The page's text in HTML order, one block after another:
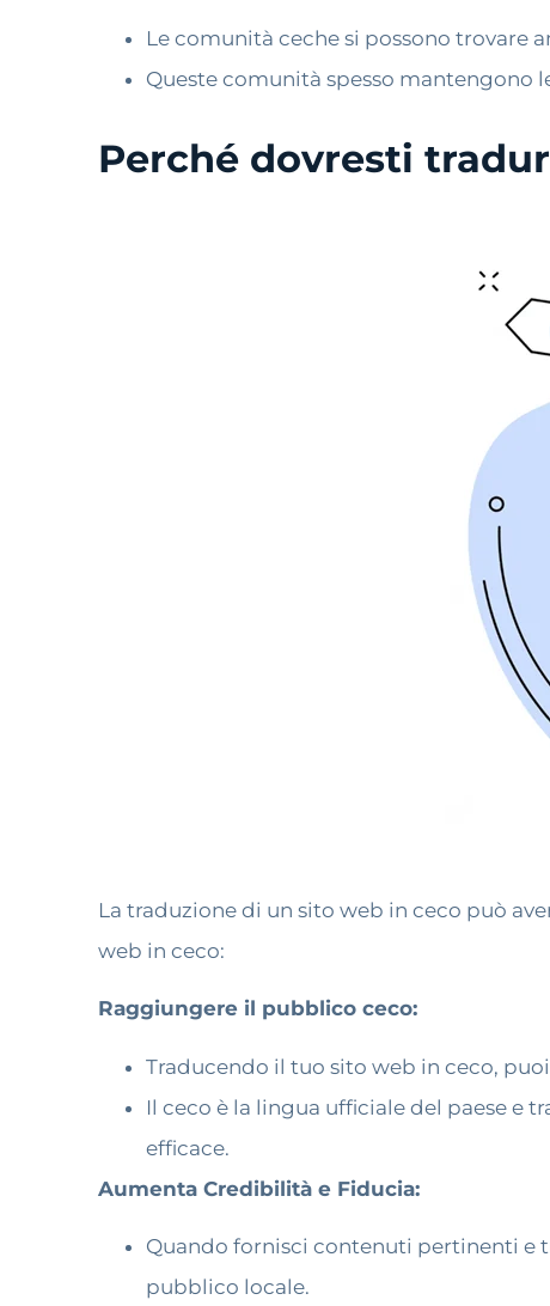
Le comunità ceche si possono trovare
Queste comunità spesso mantengono
Perché dovresti
La traduzione di un sito web in ceco può
web in ceco:
Raggiungere il pubblico ceco:
Traducendo il tuo sito web in ceco,
Il ceco è la lingua ufficiale del paese e
efficace.
Aumenta Credibilità e Fiducia:
Quando fornisci contenuti pertinenti e
pubblico locale.